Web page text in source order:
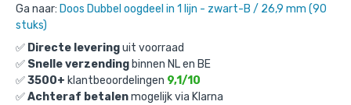
Ga naar: Doos Dubbel oogdeel in 1 lijn - zwart-B / 26,9 mm (90
stuks)
✅ Directe leveringuit voorraad
✅ Snelle verzending binnen NL en BE
✅3500+ klantbeoordelingen 9,1/10
✅Achteraf betalenmogelijk via Klarna
€6,33
€ 5,23 excl. BTW
Ga naar winkelmandje